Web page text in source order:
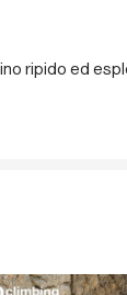
ripido ed